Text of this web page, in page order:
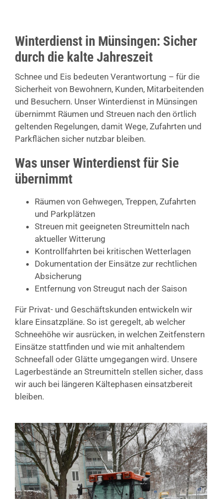
Winterdienst in Münsingen: Sicher
durch die kalte Jahreszeit
Schnee und Eis bedeuten Verantwortung – für die
Sicherheit von Bewohnern, Kunden, Mitarbeitenden
und Besuchern. Unser Winterdienst in Münsingen
übernimmt Räumen und Streuen nach den örtlich
geltenden Regelungen, damit Wege, Zufahrten und
Parkflächen sicher nutzbar bleiben.
Was unser Winterdienst für Sie
übernimmt
Räumen von Gehwegen, Treppen, Zufahrten
und Parkplätzen
Streuen mit geeigneten Streumitteln nach
aktueller Witterung
Kontrollfahrten bei kritischen Wetterlagen
Dokumentation der Einsätze zur rechtlichen
Absicherung
Entfernung von Streugut nach der Saison
Für Privat- und Geschäftskunden entwickeln wir
klare Einsatzpläne. So ist geregelt, ab welcher
Schneehöhe wir ausrücken, in welchen Zeitfenstern
Einsätze stattfinden und wie mit anhaltendem
Schneefall oder Glätte umgegangen wird. Unsere
Lagerbestände an Streumitteln stellen sicher, dass
wir auch bei längeren Kältephasen einsatzbereit
bleiben.